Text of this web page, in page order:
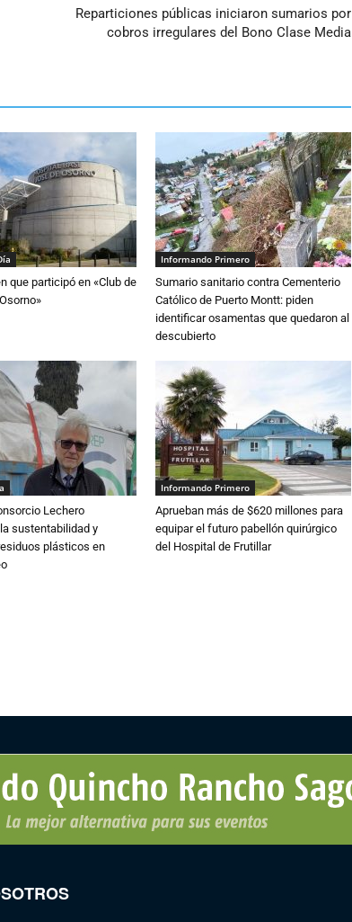
Reparticiones públicas iniciaron sumarios por
cobros irregulares del Bono Clase Media
que participó en «Club de
Informando Primero
Sumario sanitario contra Cementerio
Católico de Puerto Montt: piden
identificar osamentas que quedaron al
descubierto
Lechero
sustentabilidad y
plásticos en
Informando Primero
Aprueban más de $620 millones para
equipar el futuro pabellón quirúrgico
del Hospital de Frutillar